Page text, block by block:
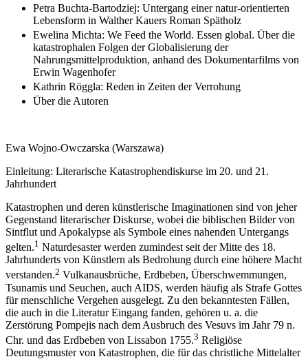
Petra Buchta-Bartodziej: Untergang einer natur-orientierten
Lebensform in Walther Kauers Roman Spätholz
Ewelina Michta: We Feed the World. Essen global. Über die
katastrophalen Folgen der Globalisierung der
Nahrungsmittelproduktion, anhand des Dokumentarfilms von
Erwin Wagenhofer
Kathrin Röggla: Reden in Zeiten der Verrohung
Über die Autoren
Ewa Wojno-Owczarska (Warszawa)
Einleitung: Literarische Katastrophendiskurse im 20. und 21.
Jahrhundert
Katastrophen und deren künstlerische Imaginationen sind von jeher
Gegenstand literarischer Diskurse, wobei die biblischen Bilder von
Sintflut und Apokalypse als Symbole eines nahenden Untergangs
gelten.1 Naturdesaster werden zumindest seit der Mitte des 18.
Jahrhunderts von Künstlern als Bedrohung durch eine höhere Macht
verstanden.2 Vulkanausbrüche, Erdbeben, Überschwemmungen,
Tsunamis und Seuchen, auch AIDS, werden häufig als Strafe Gottes
für menschliche Vergehen ausgelegt. Zu den bekanntesten Fällen,
die auch in die Literatur Eingang fanden, gehören u. a. die
Zerstörung Pompejis nach dem Ausbruch des Vesuvs im Jahr 79 n.
Chr. und das Erdbeben von Lissabon 1755.3 Religiöse
Deutungsmuster von Katastrophen, die für das christliche Mittelalter